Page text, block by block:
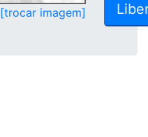
[trocar imagem]